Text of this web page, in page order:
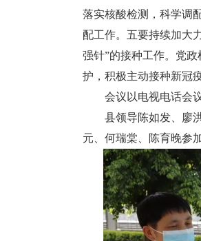
落实核酸检测，科学调
配工作。五要持续加大
强针”的接种工作。党
护，积极主动接种新冠
会议以电视电话会议
县领导陈如发、廖洪
元、何瑞棠、陈育晚参